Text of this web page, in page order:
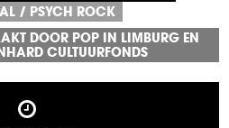
/ PSYCH ROCK
DOOR POP IN LIMBURG EN
CULTUURFONDS